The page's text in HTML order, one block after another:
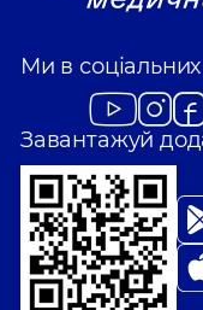
Ми в
Завантажуй